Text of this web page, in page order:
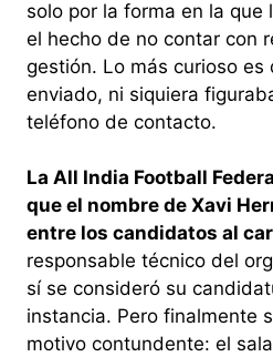
solo por la forma en la que
el hecho de no contar con
gestión. Lo más curioso es
enviado, ni siquiera
teléfono de contacto.
La All India Football
que el nombre de Xavi
entre los candidatos al
responsable técnico del
sí se consideró su
instancia. Pero finalmente
motivo contundente: el